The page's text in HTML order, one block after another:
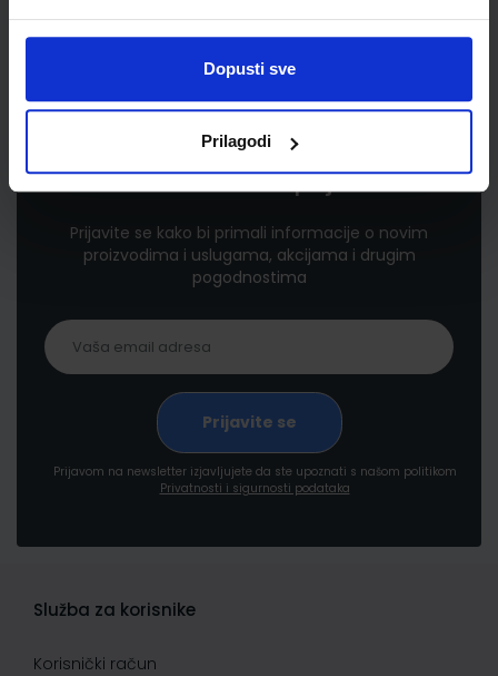
Dopusti sve
Prilagodi
Newsletter prijava
Prijavite se kako bi primali informacije o novim
proizvodima i uslugama, akcijama i drugim
pogodnostima
Prijavom na newsletter izjavljujete da ste upoznati s našom politikom
Privatnosti i sigurnosti podataka
Služba za korisnike
Korisnički račun